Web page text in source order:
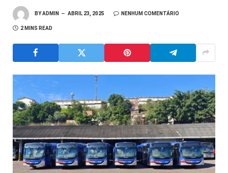
BYADMIN ABRIL 23, 2025 NENHUM COMENTÁRIO
2 MINS READ